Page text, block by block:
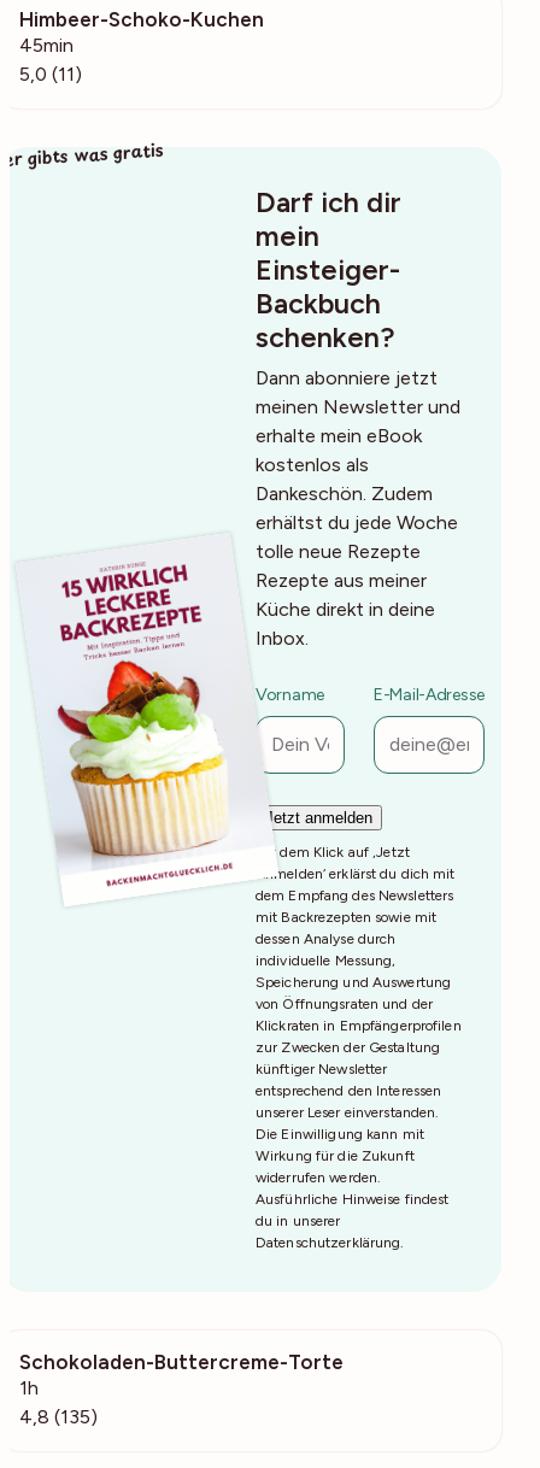
Himbeer-Schoko-Kuchen
45min
5,0 (11)
Darf ich dir
mein
Einsteiger-
Backbuch
schenken?
Dann abonniere jetzt
meinen Newsletter und
erhalte mein eBook
kostenlos als
Dankeschön. Zudem
erhältst du jede Woche
tolle neue Rezepte
Rezepte aus meiner
Küche direkt in deine
Inbox.
Vorname E-Mail-Adresse
Mit dem Klick auf ‚Jetzt
Anmelden‘ erklärst du dich mit
dem Empfang des Newsletters
mit Backrezepten sowie mit
dessen Analyse durch
individuelle Messung,
Speicherung und Auswertung
von Öffnungsraten und der
Klickraten in Empfängerprofilen
zur Zwecken der Gestaltung
künftiger Newsletter
entsprechend den Interessen
unserer Leser einverstanden.
Die Einwilligung kann mit
Wirkung für die Zukunft
widerrufen werden.
Ausführliche Hinweise findest
du in unserer
Datenschutzerklärung
gibts was gratis
Schokoladen-Buttercreme-Torte
1h
4,8 (135)